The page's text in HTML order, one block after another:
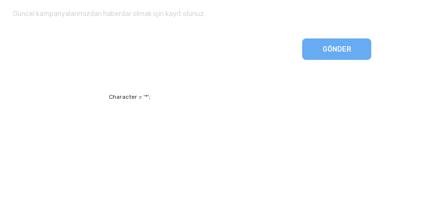
Güncel kampanyalarımızdan haberdar olmak için kayıt olunuz.
GÖNDER
Character = '*';